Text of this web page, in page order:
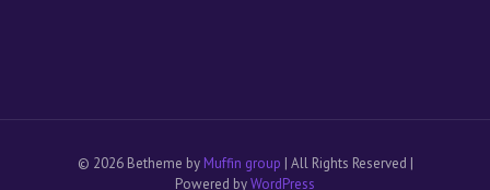
© 2026 Betheme by Muffin group | All Rights Reserved |
Powered byWordPress